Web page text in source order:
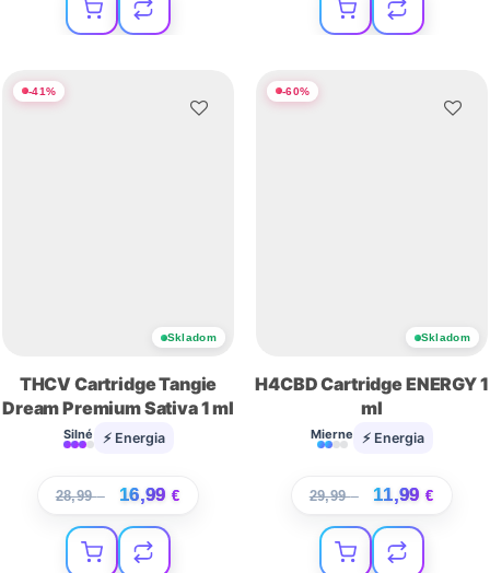
-41%
Skladom
THCV Cartridge Tangie
Dream Premium Sativa 1 ml
Silné ⚡ Energia
28,99€ 16,99 €
-60%
Skladom
H4CBD Cartridge ENERGY 1
ml
Mierne ⚡ Energia
29,99€ 11,99 €